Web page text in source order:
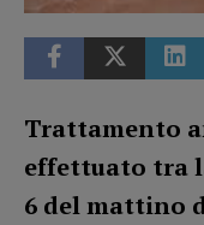
Trattamento
effettuato tra
6 del mattino